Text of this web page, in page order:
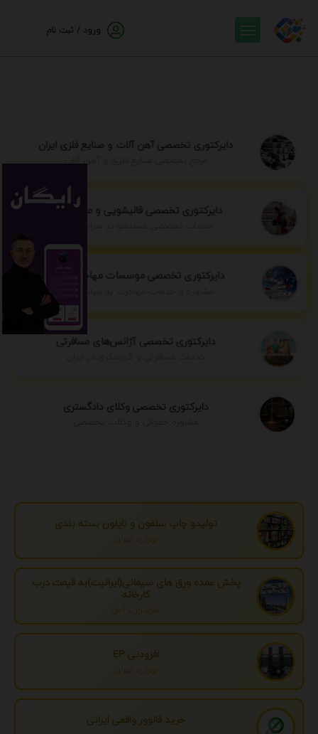
ورود / ثبت نام
دایرکتوری تخصصی آهن آلات و صنایع فلزی ایران
مرجع تخصصی صنایع فلزی و آهن آلات
دایرکتوری تخصصی قالیشویی و مبل شویی
دایرکتوری تخصصی موسسات مهاجرتی ایران
مشاوره و خدمات مهاجرت به سراسر جهان
دایرکتوری تخصصی آژانس‌های مسافرتی
دایرکتوری تخصصی وکلای دادگستری
تولیدو چاپ سلفون و نایلون بسته بندی
تهران، تهران
پخش عمده ورق های سیمانی(ایرانیت)به قیمت درب
کارخانه
مازندران، آمل
افزودنی EP
تهران، تهران
خرید فالوور واقعی ایرانی